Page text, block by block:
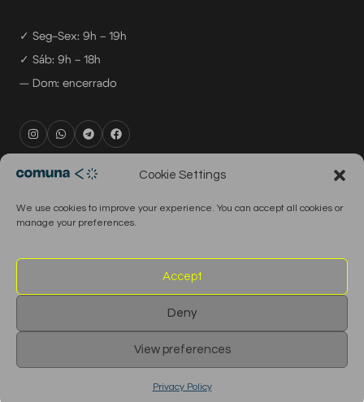
Cookie Settings
We use cookies to improve your experience. You can accept all cookies or
manage your preferences.
Accept
Deny
View preferences
Privacy Policy
✓ Seg–Sex: 9h – 19h
✓ Sáb: 9h – 18h
— Dom: encerrado
rental@comuna.pt
production@comuna.pt
English Português